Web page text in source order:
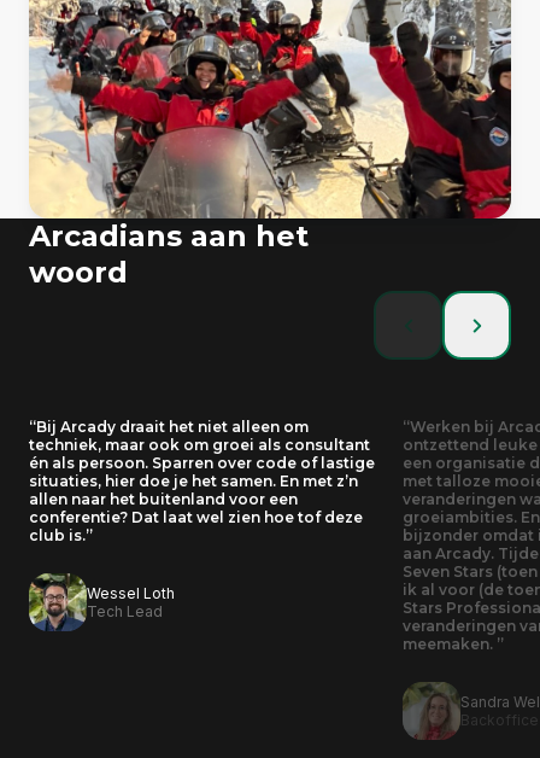
02-01-2017
Zolderjaren
Arcady opereerde vanuit de zolderkamer.
01-01-2018
2018: Nieuwe energie en structuur
Arcadians aan het
woord
Bij Arcady draait het niet alleen om
techniek, maar ook om groei als consultant
én als persoon. Sparren over code of lastige
situaties, hier doe je het samen. En met z’n
allen naar het buitenland voor een
conferentie? Dat laat wel zien hoe tof deze
club is.
Wessel Loth
Tech Lead
Werken bij
ontzettend leuke
een organisatie
met talloze
veranderingen
groeiambities.
bijzonder omdat
aan Arcady.
Seven Stars
ik al voor (de
Stars
veranderingen
meemaken.
Sandra